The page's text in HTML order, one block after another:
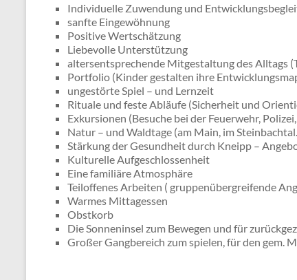
Individuelle Zuwendung und
sanfte Eingewöhnung
Positive Wertschätzung
Liebevolle Unterstützung
altersentsprechende Mitgestaltung des Alltags
Portfolio (Kinder gestalten ihre
ungestörte Spiel – und Lernzeit
Rituale und feste Abläufe (Sicherheit und
Exkursionen (Besuche bei der Feuerwehr,
Natur – und Waldtage (am Main, im
Stärkung der Gesundheit durch Kneipp –
Kulturelle Aufgeschlossenheit
Eine familiäre Atmosphäre
Teiloffenes Arbeiten ( gruppenübergreifende
Warmes Mittagessen
Obstkorb
Die Sonneninsel zum Bewegen und für
Großer Gangbereich zum spielen, für den gem.